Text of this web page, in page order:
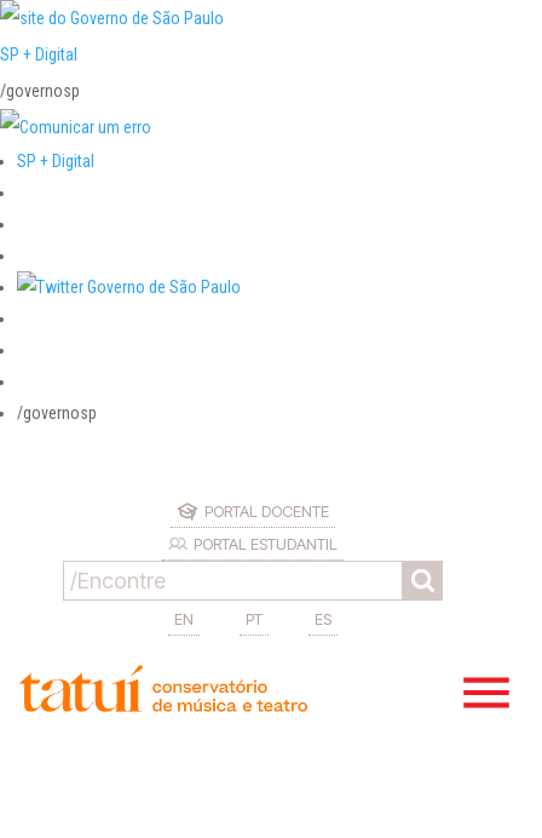
SP + Digital
/governosp
SP + Digital
/governosp
PORTAL DOCENTE
PORTAL ESTUDANTIL
EN PT ES